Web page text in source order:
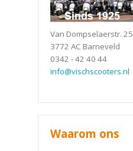
Van Dompselaerstr. 25
3772 AC Barneveld
0342 - 42 40 44
info@vischscooters.nl
Waarom ons